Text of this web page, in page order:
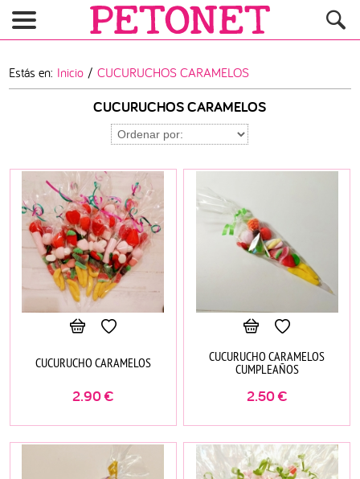
Estás en: Inicio /CUCURUCHOS CARAMELOS
CUCURUCHOS CARAMELOS
CUCURUCHO CARAMELOS
2.90€
CUCURUCHO CARAMELOS
CUMPLEAÑOS
2.50€